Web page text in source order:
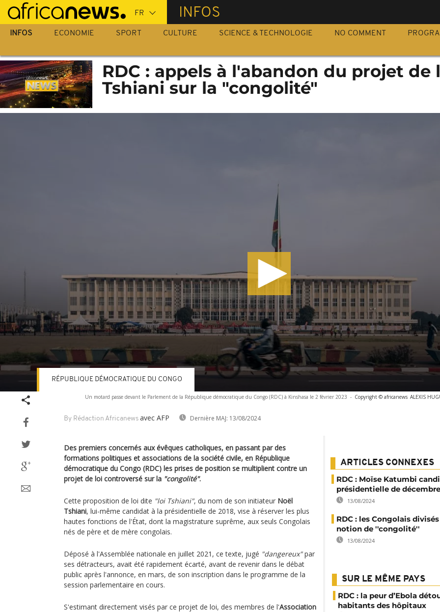
Passer
au
contenu
INFOS
INFOS ECONOMIE SPORT CULTURE SCIENCE & TECHNOLOGIE NO COMMENT
RDC : appels à l'abandon du projet de
Tshiani sur la "congolité"
Un motard passe devant le Parlement de la République démocratique du Congo (RDC) à Kinshasa le 2 février 2023 - Copyright © africanews ALEXIS
By Rédaction Africanews avec AFP Dernière MAJ: 13/08/2024
RÉPUBLIQUE DÉMOCRATIQUE DU CONGO
Des premiers concernés aux évêques catholiques, en passant par des
formations politiques et associations de la société civile, en République
démocratique du Congo (RDC) les prises de position se multiplient contre un
projet de loi controversé sur la "congolité".
Cette proposition de loi dite "loi Tshiani", du nom de son initiateur Noël
Tshiani, lui-même candidat à la présidentielle de 2018, vise à réserver les plus
hautes fonctions de l'État, dont la magistrature suprême, aux seuls Congolais
nés de père et de mère congolais.
Déposé à l'Assemblée nationale en juillet 2021, ce texte, jugé "dangereux"par
ses détracteurs, avait été rapidement écarté, avant de revenir dans le débat
public après l'annonce, en mars, de son inscription dans le programme de la
session parlementaire en cours.
S'estimant directement visés par ce projet de loi, des membres de l'Association
ARTICLES CONNEXES
RDC : Moïse Katumbi
présidentielle de
13/08/2024
RDC : les Congolais
notion de ''congolité''
13/08/2024
SUR LE MÊME PAYS
RDC : la peur d’Ebola
habitants des hôpitaux